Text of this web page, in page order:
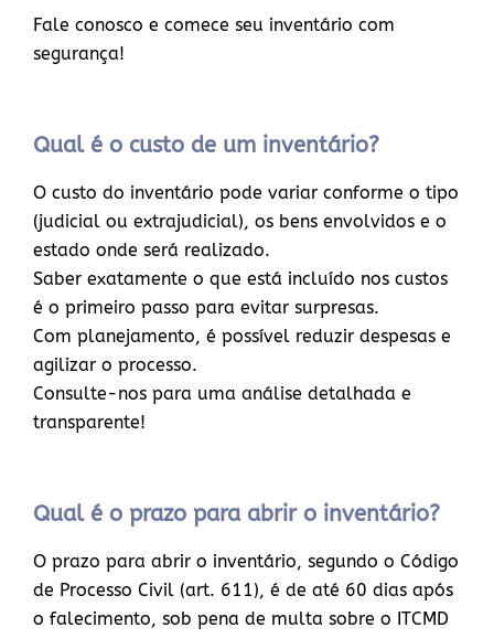
Fale conosco e comece seu inventário com
segurança!
Qual é o custo de um inventário?
O custo do inventário pode variar conforme o tipo
(judicial ou extrajudicial), os bens envolvidos e o
estado onde será realizado.
Saber exatamente o que está incluído nos custos
é o primeiro passo para evitar surpresas.
Com planejamento, é possível reduzir despesas e
agilizar o processo.
Consulte-nos para uma análise detalhada e
transparente!
Qual é o prazo para abrir o inventário?
O prazo para abrir o inventário, segundo o Código
de Processo Civil (art. 611), é de até 60 dias após
o falecimento, sob pena de multa sobre o ITCMD